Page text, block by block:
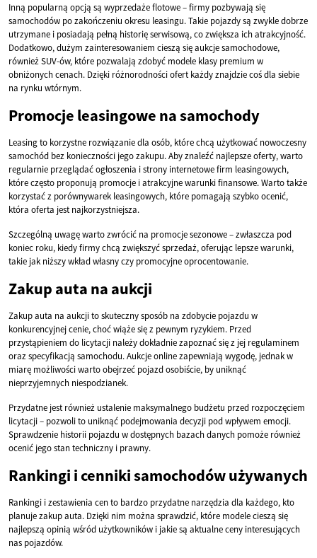
Inną popularną opcją są wyprzedaże flotowe – firmy pozbywają się
samochodów po zakończeniu okresu leasingu. Takie pojazdy są zwykle dobrze
utrzymane i posiadają pełną historię serwisową, co zwiększa ich atrakcyjność.
Dodatkowo, dużym zainteresowaniem cieszą się aukcje samochodowe,
również SUV-ów, które pozwalają zdobyć modele klasy premium w
obniżonych cenach. Dzięki różnorodności ofert każdy znajdzie coś dla siebie
na rynku wtórnym.
Promocje leasingowe na samochody
Leasing to korzystne rozwiązanie dla osób, które chcą użytkować nowoczesny
samochód bez konieczności jego zakupu. Aby znaleźć najlepsze oferty, warto
regularnie przeglądać ogłoszenia i strony internetowe firm leasingowych,
które często proponują promocje i atrakcyjne warunki finansowe. Warto także
korzystać z porównywarek leasingowych, które pomagają szybko ocenić,
która oferta jest najkorzystniejsza.
Szczególną uwagę warto zwrócić na promocje sezonowe – zwłaszcza pod
koniec roku, kiedy firmy chcą zwiększyć sprzedaż, oferując lepsze warunki,
takie jak niższy wkład własny czy promocyjne oprocentowanie.
Zakup auta na aukcji
Zakup auta na aukcji to skuteczny sposób na zdobycie pojazdu w
konkurencyjnej cenie, choć wiąże się z pewnym ryzykiem. Przed
przystąpieniem do licytacji należy dokładnie zapoznać się z jej regulaminem
oraz specyfikacją samochodu. Aukcje online zapewniają wygodę, jednak w
miarę możliwości warto obejrzeć pojazd osobiście, by uniknąć
nieprzyjemnych niespodzianek.
Przydatne jest również ustalenie maksymalnego budżetu przed rozpoczęciem
licytacji – pozwoli to uniknąć podejmowania decyzji pod wpływem emocji.
Sprawdzenie historii pojazdu w dostępnych bazach danych pomoże również
ocenić jego stan techniczny i prawny.
Rankingi i cenniki samochodów używanych
Rankingi i zestawienia cen to bardzo przydatne narzędzia dla każdego, kto
planuje zakup auta. Dzięki nim można sprawdzić, które modele cieszą się
najlepszą opinią wśród użytkowników i jakie są aktualne ceny interesujących
nas pojazdów.